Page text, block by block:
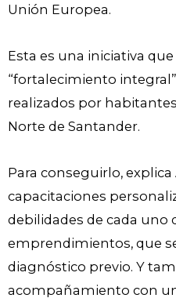
Unión Europea.
Esta es una iniciativa
“fortalecimiento
realizados por
Norte de Santander.
Para conseguirlo,
capacitaciones
debilidades de cada uno
emprendimientos, que
diagnóstico previo. Y
acompañamiento con